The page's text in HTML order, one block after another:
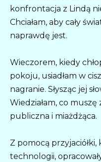
konfrontacja z Lindą
Chciałam, aby cały
naprawdę jest.
Wieczorem, kiedy
pokoju, usiadłam w
nagranie. Słysząc jej
Wiedziałam, co muszę
publiczna i miażdżąca.
Z pomocą przyjaciółki,
technologii,